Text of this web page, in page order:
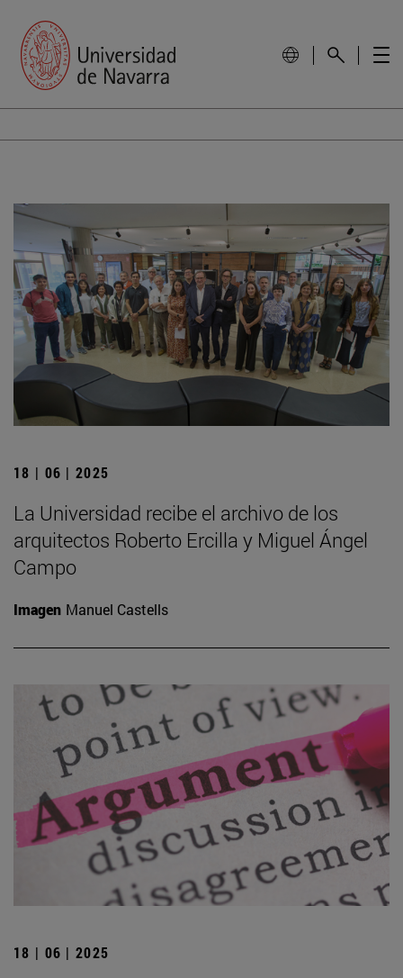
18 | 06 | 2025
La Universidad recibe el archivo de los
arquitectos Roberto Ercilla y Miguel Ángel
Campo
Imagen Manuel Castells
18 | 06 | 2025